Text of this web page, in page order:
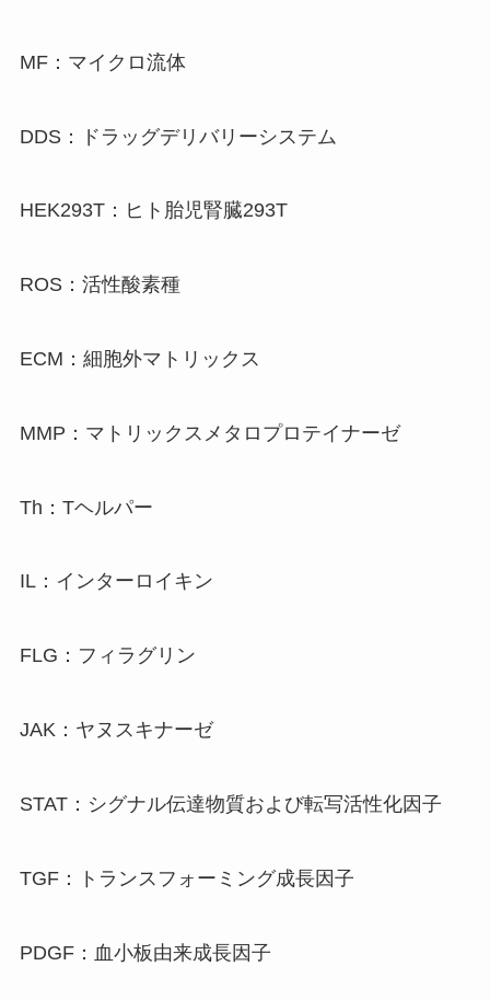
MF：マイクロ流体
DDS：ドラッグデリバリーシステム
HEK293T：ヒト胎児腎臓293T
ROS：活性酸素種
ECM：細胞外マトリックス
MMP：マトリックスメタロプロテイナーゼ
Th：Tヘルパー
IL：インターロイキン
FLG：フィラグリン
JAK：ヤヌスキナーゼ
STAT：シグナル伝達物質および転写活性化因子
TGF：トランスフォーミング成長因子
PDGF：血小板由来成長因子